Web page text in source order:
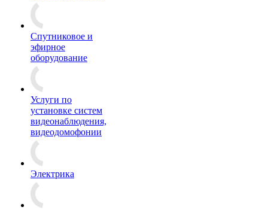
Спутниковое и
эфирное
оборудование
Услуги по
установке систем
видеонаблюдения,
видеодомофонии
Электрика